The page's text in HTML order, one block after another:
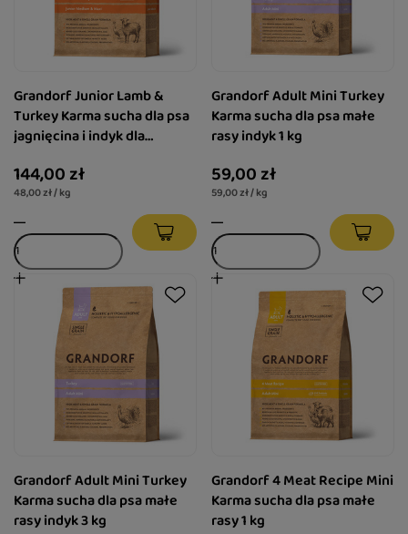
Grandorf Junior Lamb &
Turkey Karma sucha dla psa
jagnięcina i indyk dla
ras 3 kg
144,00 zł
48,00 zł / kg
Grandorf Adult Mini Turkey
Karma sucha dla psa małe
rasy indyk 1 kg
59,00 zł
59,00 zł / kg
Grandorf Adult Mini Turkey
Karma sucha dla psa małe
rasy indyk 3 kg
Grandorf 4 Meat Recipe Mini
Karma sucha dla psa małe
rasy 1 kg